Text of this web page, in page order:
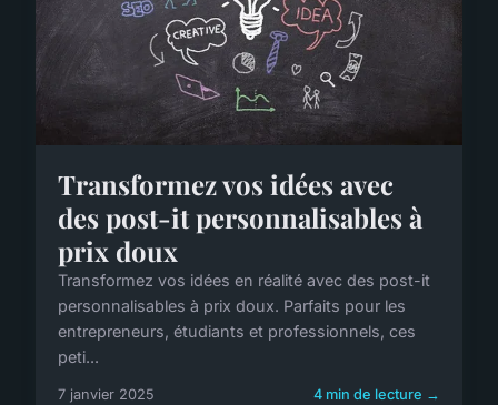
Transformez vos idées avec
des post-it personnalisables à
prix doux
Transformez vos idées en réalité avec des post-it
personnalisables à prix doux. Parfaits pour les
entrepreneurs, étudiants et professionnels, ces
peti...
7 janvier 2025 4 min de lecture →